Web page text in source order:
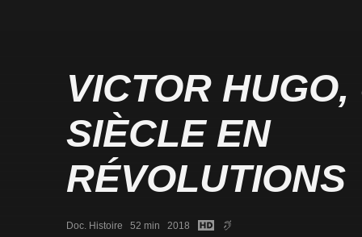
VICTOR HUGO,
SIÈCLE EN
RÉVOLUTIONS
Doc. Histoire   52 min   2018